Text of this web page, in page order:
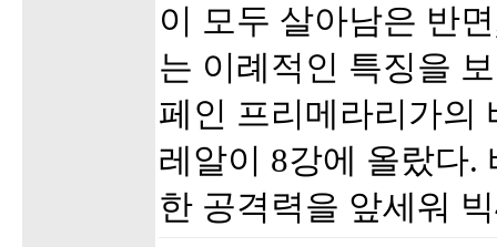
이 모두 살아남은 반
는 이례적인 특징을
페인 프리메라리가의
레알이 8강에 올랐다.
한 공격력을 앞세워